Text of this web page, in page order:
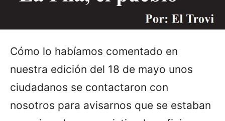
Cómo lo habíamos comentado en
nuestra edición del 18 de mayo unos
ciudadanos se contactaron con
nosotros para avisarnos que se estaban